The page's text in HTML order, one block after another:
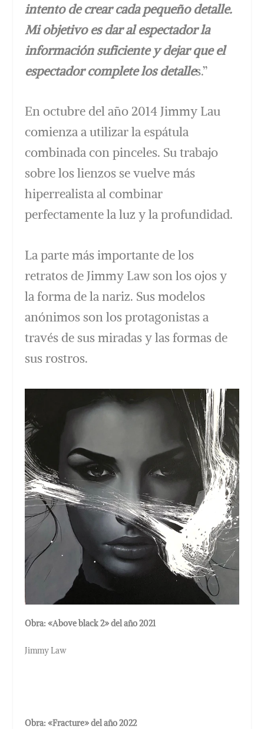
intento de crear cada pequeño detalle.
Mi objetivo es dar al espectador la
información suficiente y dejar que el
espectador complete los detalles.”
En octubre del año 2014 Jimmy Lau
comienza a utilizar la espátula
combinada con pinceles. Su trabajo
sobre los lienzos se vuelve más
hiperrealista al combinar
perfectamente la luz y la profundidad.
La parte más importante de los
retratos de Jimmy Law son los ojos y
la forma de la nariz. Sus modelos
anónimos son los protagonistas a
través de sus miradas y las formas de
sus rostros.
Obra: «Above black 2» del año 2021
Jimmy Law
Obra: «Fracture» del año 2022